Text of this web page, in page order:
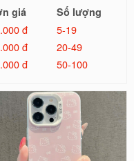
giá
Số lượng
đ
5-19
đ
20-49
đ
50-100